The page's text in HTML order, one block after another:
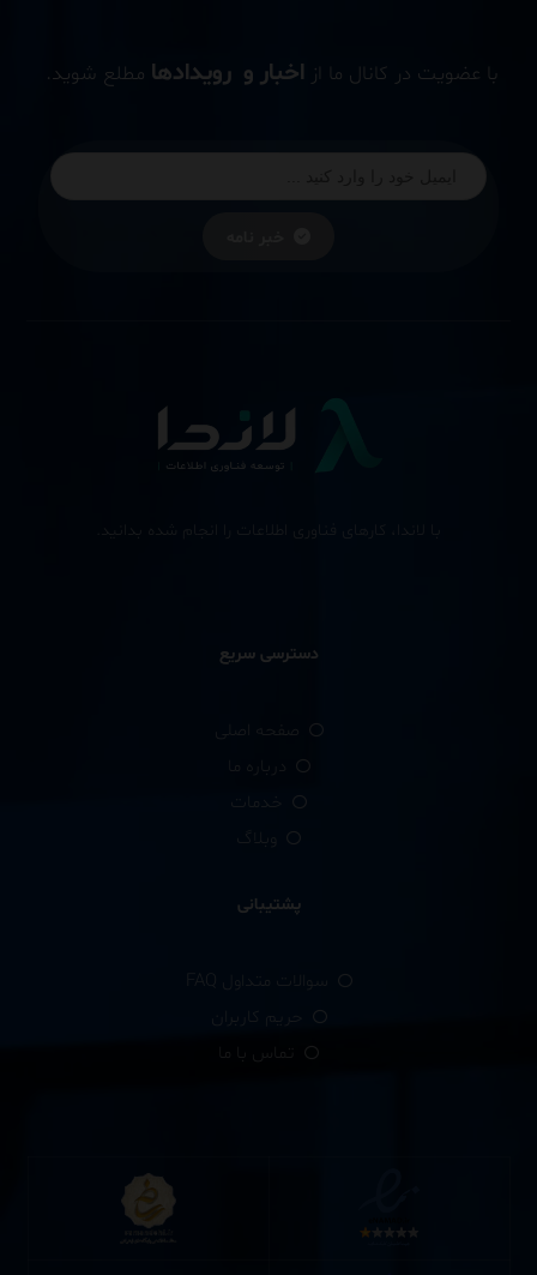
با عضویت در کانال ما از اخبار و رویدادها مطلع شوید.
با لاندا، کارهای فناوری اطلاعات را انجام شده بدانید.
دسترسی سریع
صفحه اصلی
پشتیبانی
سوالات متداول FAQ
حریم کاربران